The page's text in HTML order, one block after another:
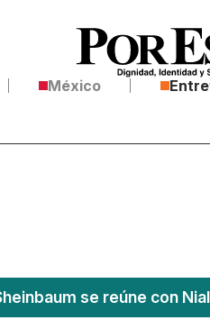
México
se reúne con